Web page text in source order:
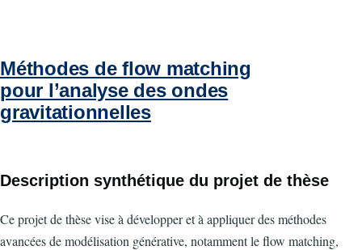
Méthodes de flow matching
pour l’analyse des ondes
gravitationnelles
Description synthétique du projet de thèse
Ce projet de thèse vise à développer et à appliquer des méthodes
avancées de modélisation générative, notamment le flow matching,